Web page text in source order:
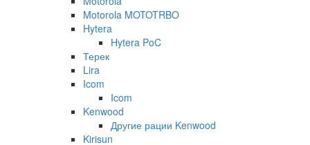
Motorola MOTOTRBO
Hytera
Hytera PoC
Терек
Lira
Icom
Icom
Kenwood
Другие рации Kenwood
Kirisun